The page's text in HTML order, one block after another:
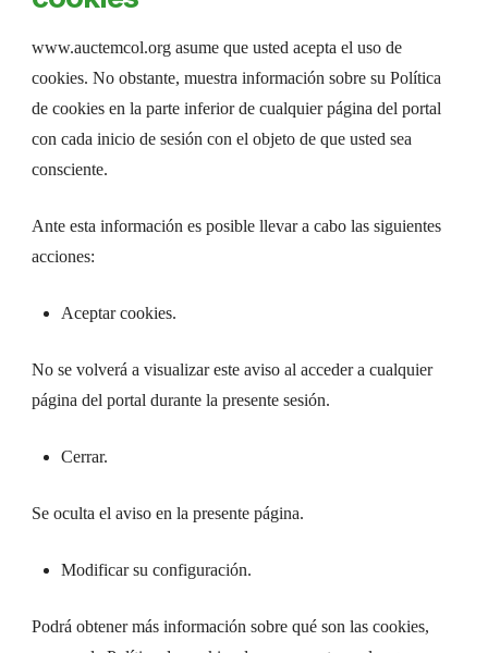
www.auctemcol.org asume que usted acepta el uso de
cookies. No obstante, muestra información sobre su Política
de cookies en la parte inferior de cualquier página del portal
con cada inicio de sesión con el objeto de que usted sea
consciente.
Ante esta información es posible llevar a cabo las siguientes
acciones:
Aceptar cookies.
No se volverá a visualizar este aviso al acceder a cualquier
página del portal durante la presente sesión.
Cerrar.
Se oculta el aviso en la presente página.
Modificar su configuración.
Podrá obtener más información sobre qué son las cookies,